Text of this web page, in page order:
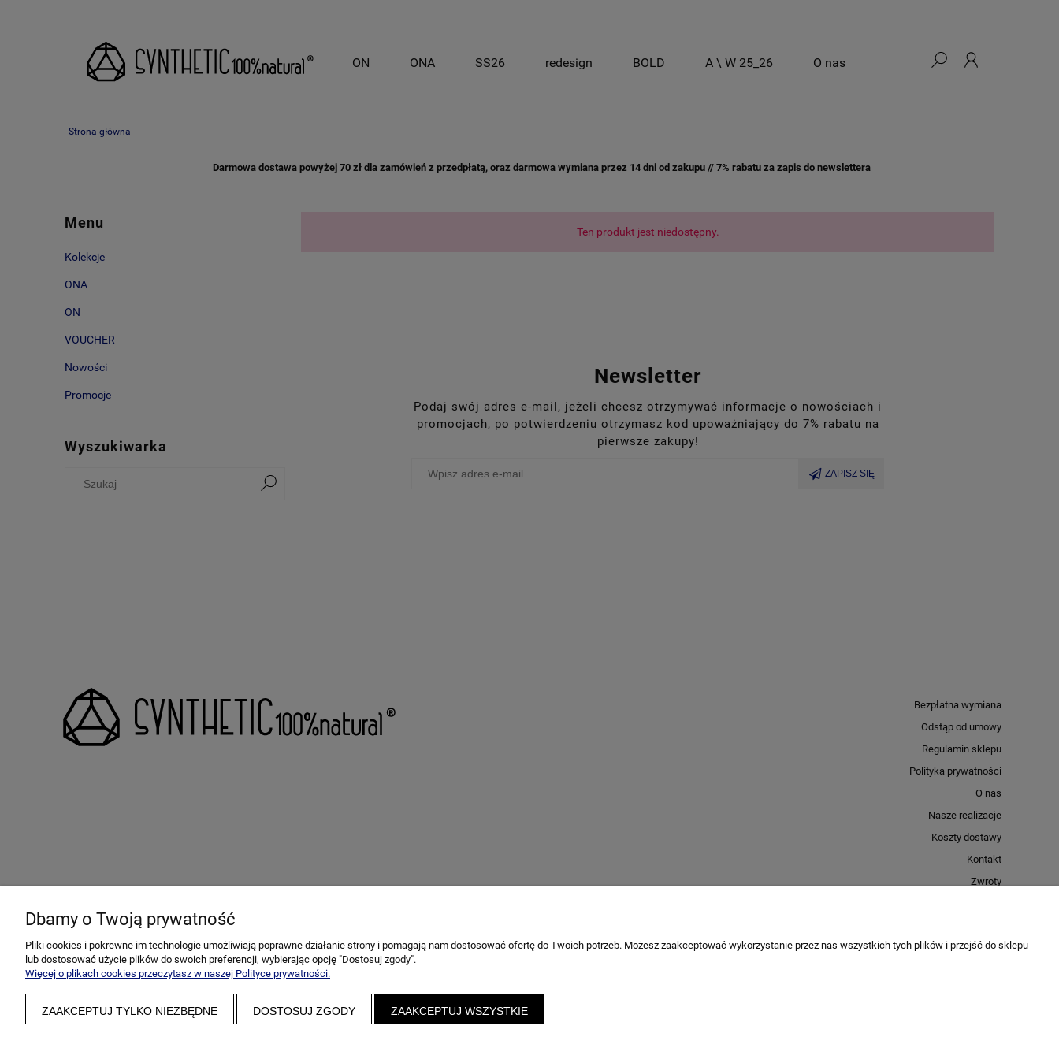
ON ONA SS26 redesign BOLD A \ W 25_26 O nas
Strona główna
Darmowa dostawa powyżej 70 zł dla zamówień z przedpłatą, oraz darmowa wymiana przez 14 dni od zakupu // 7% rabatu za zapis do newslettera
Menu
Kolekcje
ONA
ON
VOUCHER
Nowości
Promocje
Wyszukiwarka
Ten produkt jest niedostępny.
Newsletter
Podaj swój adres e-mail, jeżeli chcesz otrzymywać informacje o nowościach i
promocjach, po potwierdzeniu otrzymasz kod upoważniający do 7% rabatu na
pierwsze zakupy!
ZAPISZ SIĘ
Bezpłatna wymiana
Odstąp od umowy
Regulamin sklepu
Polityka prywatności
O nas
Nasze realizacje
Koszty dostawy
Kontakt
Zwroty
Dbamy o Twoją prywatność
Pliki cookies i pokrewne im technologie umożliwiają poprawne działanie strony i pomagają nam dostosować ofertę do Twoich potrzeb. Możesz zaakceptować wykorzystanie przez nas wszystkich tych plików i przejść do sklepu
lub dostosować użycie plików do swoich preferencji, wybierając opcję "Dostosuj zgody".
Więcej o plikach cookies przeczytasz w naszej Polityce prywatności.
ZAAKCEPTUJ TYLKO NIEZBĘDNE DOSTOSUJ ZGODY ZAAKCEPTUJ WSZYSTKIE